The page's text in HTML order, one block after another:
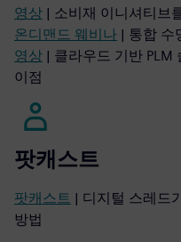
영상 | 소비재 이니셔티브
온디맨드 웨비나 | 통합 수
영상 | 클라우드 기반 PLM
이점
팟캐스트
팟캐스트 | 디지털 스레드
방법